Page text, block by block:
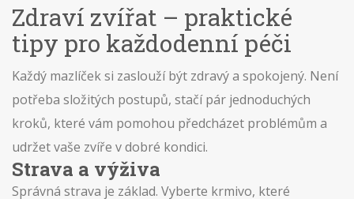
Zdraví zvířat – praktické
tipy pro každodenní péči
Každý mazlíček si zaslouží být zdravý a spokojený. Není
potřeba složitých postupů, stačí pár jednoduchých
kroků, které vám pomohou předcházet problémům a
udržet vaše zvíře v dobré kondici.
Strava a výživa
Správná strava je základ. Vyberte krmivo, které